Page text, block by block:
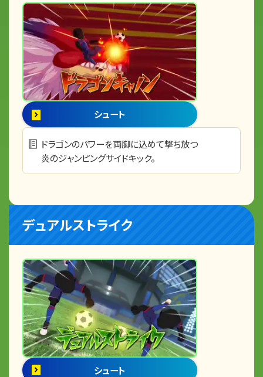
シュート
ドラゴンのパワーを両脚に込めて撃ち放つ
炎のジャンピングサイドキック。
デュアルストライク
シュート